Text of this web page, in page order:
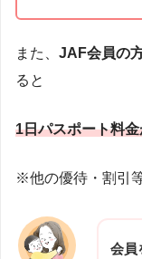
また、 JAF会員の
ると
1日パスポート料
※他の優待・割引
会員